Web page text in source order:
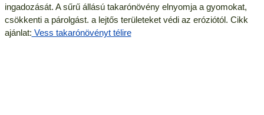
ingadozását. A sűrű állású takarónövény elnyomja a gyomokat,
csökkenti a párolgást. a lejtős területeket védi az eróziótól. Cikk
ajánlat: Vess takarónövényt télire